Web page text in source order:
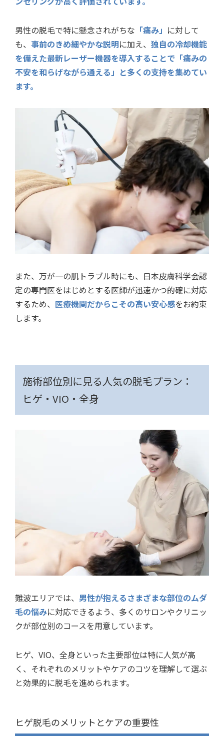
男性の脱毛で特に懸念されがちな 「痛み」 に対して
も、 事前のきめ細やかな説明に加え、 独自の冷却機能
を備えた最新レーザー機器を導入することで「痛みの
不安を和らげながら通える」と多くの支持を集めてい
ます。
また、万が一の肌トラブル時にも、日本皮膚科学会認
定の専門医をはじめとする医師が迅速かつ的確に対応
するため、 医療機関だからこその高い安心感をお約束
します。
施術部位別に見る人気の脱毛プラン：
ヒゲ・VIO・全身
難波エリアでは、 男性が抱えるさまざまな部位のムダ
毛の悩みに対応できるよう、多くのサロンやクリニッ
クが部位別のコースを用意しています。
ヒゲ、VIO、全身といった主要部位は特に人気が高
く、それぞれのメリットやケアのコツを理解して選ぶ
と効果的に脱毛を進められます。
ヒゲ脱毛のメリットとケアの重要性